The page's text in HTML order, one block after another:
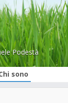
Podestà
sono